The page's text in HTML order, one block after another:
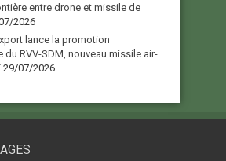
entre drone et missile de
2026
lance la promotion
du RVV-SDM, nouveau missile air-
29/07/2026